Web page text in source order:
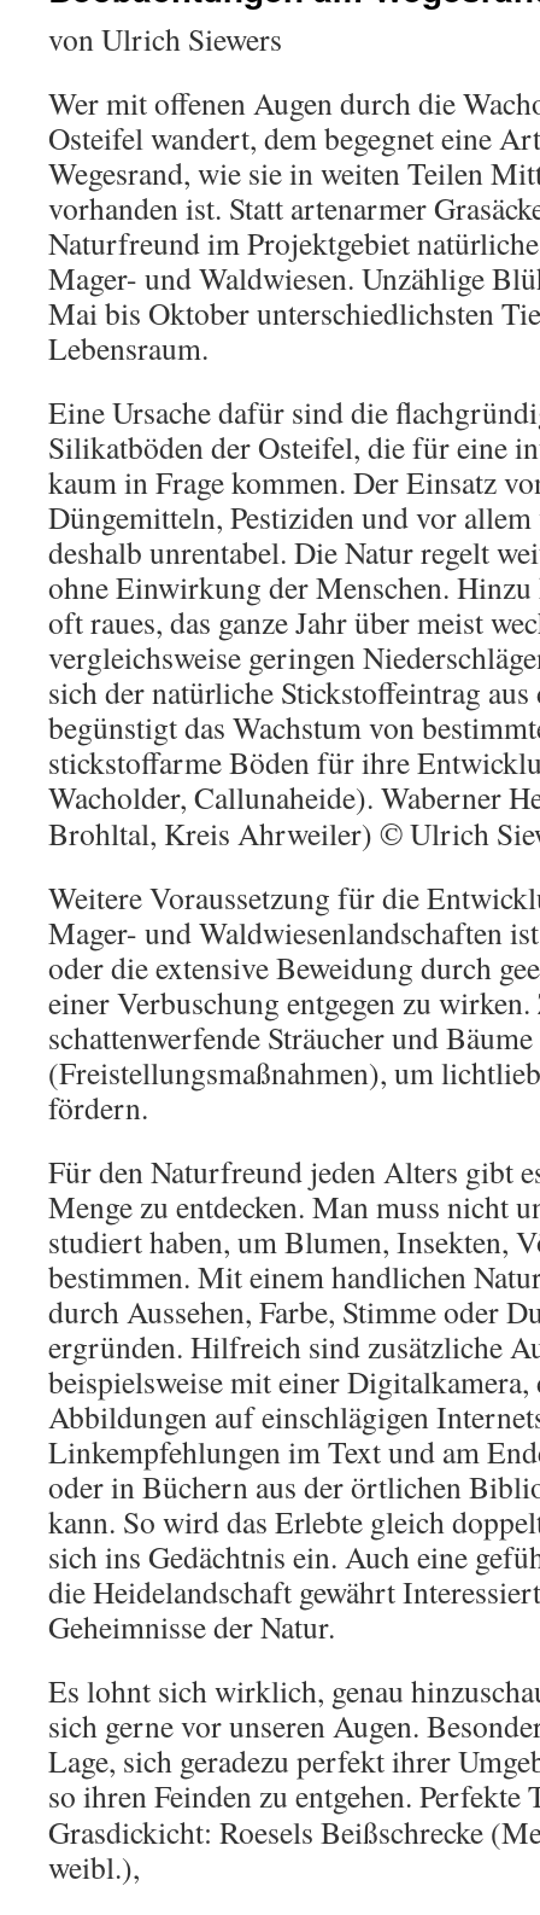
von Ulrich Siewers
Wer mit offenen Augen durch die
Osteifel wandert, dem begegnet eine
Wegesrand, wie sie in weiten Teilen
vorhanden ist. Statt artenarmer
Naturfreund im Projektgebiet
Mager- und Waldwiesen. Unzählige
Mai bis Oktober unterschiedlichsten
Lebensraum.
Eine Ursache dafür sind die
Silikatböden der Osteifel, die für eine
kaum in Frage kommen. Der Einsatz
Düngemitteln, Pestiziden und vor
deshalb unrentabel. Die Natur regelt
ohne Einwirkung der Menschen.
oft raues, das ganze Jahr über meist
vergleichsweise geringen
sich der natürliche Stickstoffeintrag
begünstigt das Wachstum von
stickstoffarme Böden für ihre
Wacholder, Callunaheide). Waberner
Brohltal, Kreis Ahrweiler) © Ulrich
Weitere Voraussetzung für die
Mager- und Waldwiesenlandschaften
oder die extensive Beweidung durch
einer Verbuschung entgegen zu
schattenwerfende Sträucher und
(Freistellungsmaßnahmen), um
fördern.
Für den Naturfreund jeden Alters gibt
Menge zu entdecken. Man muss nicht
studiert haben, um Blumen, Insekten,
bestimmen. Mit einem handlichen
durch Aussehen, Farbe, Stimme oder
ergründen. Hilfreich sind zusätzliche
beispielsweise mit einer Digitalkamera,
Abbildungen auf einschlägigen
Linkempfehlungen im Text und am
oder in Büchern aus der örtlichen
kann. So wird das Erlebte gleich
sich ins Gedächtnis ein. Auch eine
die Heidelandschaft gewährt
Geheimnisse der Natur.
Es lohnt sich wirklich, genau
sich gerne vor unseren Augen.
Lage, sich geradezu perfekt ihrer
so ihren Feinden zu entgehen. Perfekte
Grasdickicht: Roesels Beißschrecke
weibl.),